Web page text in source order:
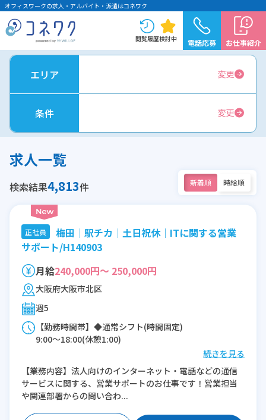
オフィスワークの求人・アルバイト・派遣はコネワク
閲覧履歴検討中 電話応募 お仕事紹介
エリア 変更
条件 変更
求人一覧
検索結果4,813件 新着順 時給順
正社員
梅田│駅チカ│土日祝休│ITに関する営業
サポート/H140903
月給240,000円～ 250,000円
大阪府大阪市北区
週5
【勤務時間帯】◆通常シフト(時間固定)
9:00〜18:00(休憩1:00)
※残業：20時間程度/月
続きを見る
【業務内容】法人向けのインターネット・電話などの通信
サービスに関する、営業サポートのお仕事です！営業担当
や関連部署からの問い合わ...